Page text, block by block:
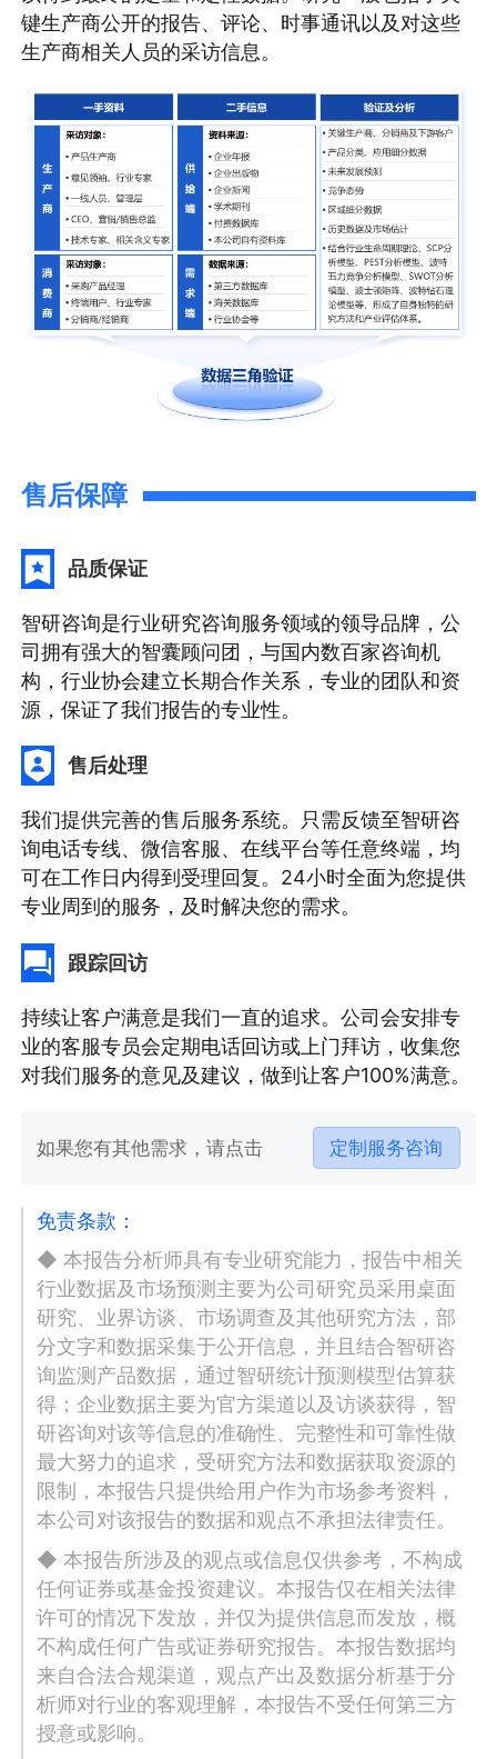
键生产商公开的报告、评论、时事通讯以及对这些
生产商相关人员的采访信息。
售后保障
品质保证
智研咨询是行业研究咨询服务领域的领导品牌，公
司拥有强大的智囊顾问团，与国内数百家咨询机
构，行业协会建立长期合作关系，专业的团队和资
源，保证了我们报告的专业性。
售后处理
我们提供完善的售后服务系统。只需反馈至智研咨
询电话专线、微信客服、在线平台等任意终端，均
可在工作日内得到受理回复。24小时全面为您提供
专业周到的服务，及时解决您的需求。
跟踪回访
持续让客户满意是我们一直的追求。公司会安排专
业的客服专员会定期电话回访或上门拜访，收集您
对我们服务的意见及建议，做到让客户100%满意。
如果您有其他需求，请点击 定制服务咨询
免责条款：
◆ 本报告分析师具有专业研究能力，报告中相关
行业数据及市场预测主要为公司研究员采用桌面
研究、业界访谈、市场调查及其他研究方法，部
分文字和数据采集于公开信息，并且结合智研咨
询监测产品数据，通过智研统计预测模型估算获
得；企业数据主要为官方渠道以及访谈获得，智
研咨询对该等信息的准确性、完整性和可靠性做
最大努力的追求，受研究方法和数据获取资源的
限制，本报告只提供给用户作为市场参考资料，
本公司对该报告的数据和观点不承担法律责任。
◆ 本报告所涉及的观点或信息仅供参考，不构成
任何证券或基金投资建议。本报告仅在相关法律
许可的情况下发放，并仅为提供信息而发放，概
不构成任何广告或证券研究报告。本报告数据均
来自合法合规渠道，观点产出及数据分析基于分
析师对行业的客观理解，本报告不受任何第三方
授意或影响。